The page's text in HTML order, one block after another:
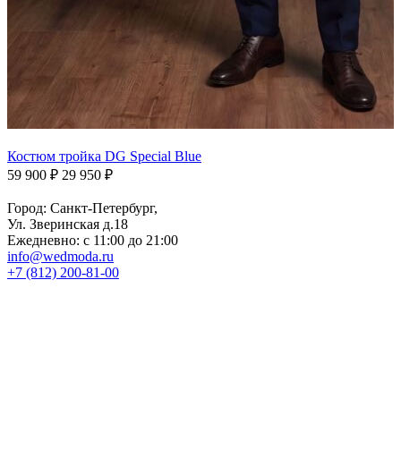
Костюм тройка DG Special Blue
59 900 ₽ 29 950 ₽
Город: Санкт-Петербург,
Ул. Зверинская д.18
Ежедневно: с 11:00 до 21:00
info@wedmoda.ru
+7 (812) 200-81-00